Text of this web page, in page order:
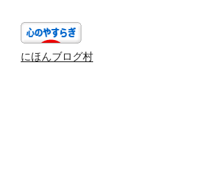
ン
にほんブログ村